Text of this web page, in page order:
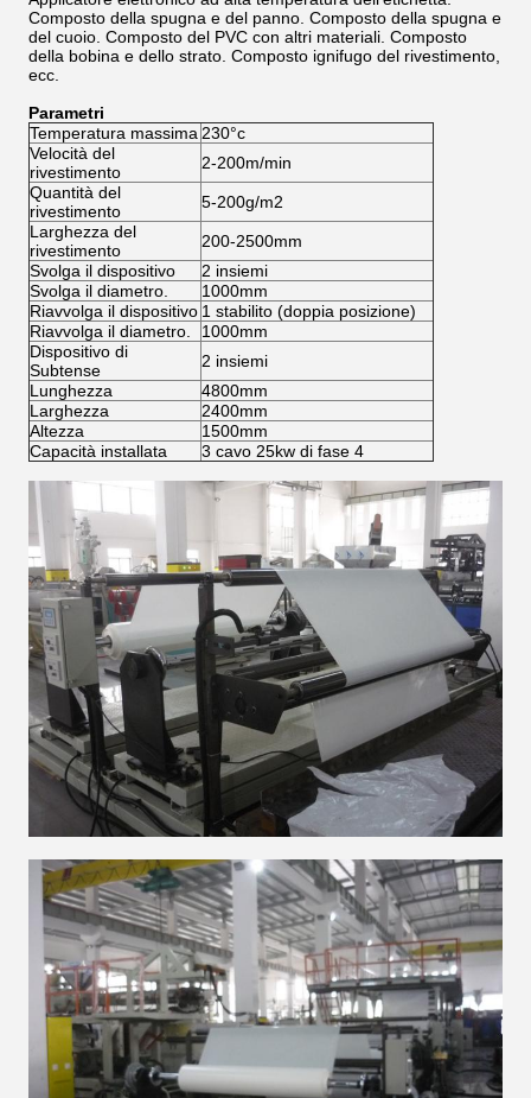
Composto della spugna e del panno. Composto della spugna e
del cuoio. Composto del PVC con altri materiali. Composto
della bobina e dello strato. Composto ignifugo del rivestimento,
ecc.
Parametri
Temperatura massima 230°c
Velocità del
rivestimento
2-200m/min
Quantità del
rivestimento
5-200g/m2
Larghezza del
rivestimento
200-2500mm
Svolga il dispositivo
2 insiemi
Svolga il diametro.
1000mm
Riavvolga il dispositivo 1 stabilito (doppia posizione)
Riavvolga il diametro.
1000mm
Dispositivo di
Subtense
2 insiemi
Lunghezza
4800mm
Larghezza
2400mm
Altezza
1500mm
Capacità installata
3 cavo 25kw di fase 4